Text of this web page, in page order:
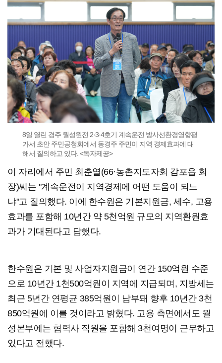
8일 열린 경주 월성원전 2·3·4호기 계속운전 방사선환경영향평
가서 초안 주민공청회에서 동경주 주민이 지역 경제효과에 대
해서 질의하고 있다. <독자제공>
이 자리에서 주민 최춘열(66·농촌지도자회 감포읍 회
장)씨는 "계속운전이 지역경제에 어떤 도움이 되느
냐"고 질의했다. 이에 한수원은 기본지원금, 세수, 고용
효과를 포함해 10년간 약 5천억원 규모의 지역환원효
과가 기대된다고 답했다.
한수원은 기본 및 사업자지원금이 연간 150억원 수준
으로 10년간 1천500억원이 지역에 지급되며, 지방세는
최근 5년간 연평균 385억원이 납부돼 향후 10년간 3천
850억원에 이를 것이라고 밝혔다. 고용 측면에서도 월
성본부에는 협력사 직원을 포함해 3천여명이 근무하고
있다고 전했다.